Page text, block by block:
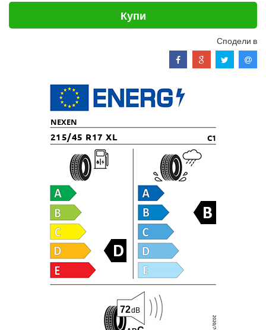
Купи
Сподели в
NEXEN
215/45 R17 XL C1
72dB